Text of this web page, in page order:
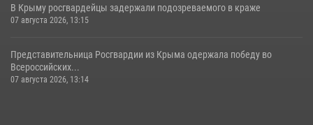
В Крыму росгвардейцы задержали подозреваемого в краже
07 августа 2026, 13:15
Представительница Росгвардии из Крыма одержала победу во
Всероссийских...
07 августа 2026, 13:14